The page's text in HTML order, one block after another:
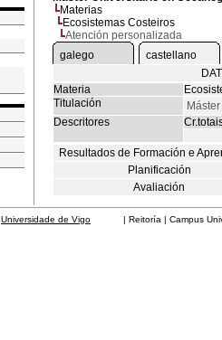
Materias
Ecosistemas Costeiros
Atención personalizada
galego
castellano
Materia
Titulación
Descritores
Resultados de Formación e
Planificación
Avaliación
Universidade de Vigo | Reitoría | Campus